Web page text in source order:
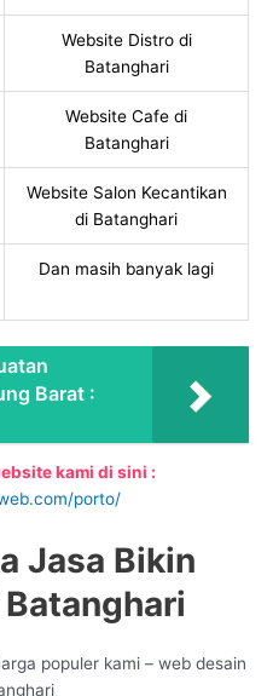
Website Distro di
Batanghari
Website Cafe di
Batanghari
Website Salon Kecantikan
di Batanghari
Dan masih banyak lagi
Barat :
kami di sini :
porto/
Jasa Bikin
populer kami – web desain